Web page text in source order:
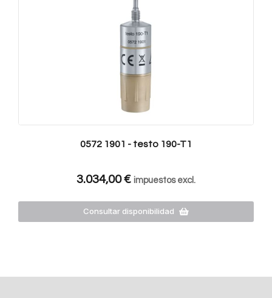
0572 1901 - testo 190-T1
3.034,00€ impuestos excl.
Consultar disponibilidad